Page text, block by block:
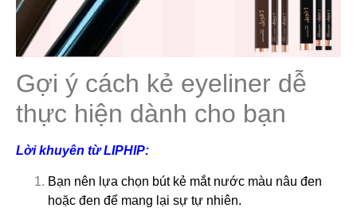
Gợi ý cách kẻ eyeliner dễ
thực hiện dành cho bạn
Lời khuyên từ LIPHIP:
Bạn nên lựa chọn bút kẻ mắt nước màu nâu đen
hoặc đen để mang lại sự tự nhiên.